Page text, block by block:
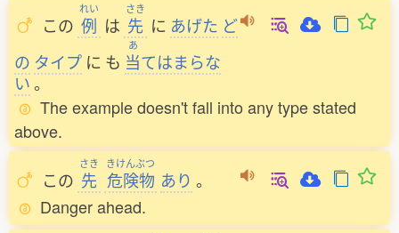
この
れい
例 は
さき
先 に あげた ど
の タイプ に も
あ
当てはまらな
い。
The example doesn't fall into any type stated
above.
この
さき
先
きけんぶつ
危険物 あり 。
Danger ahead.